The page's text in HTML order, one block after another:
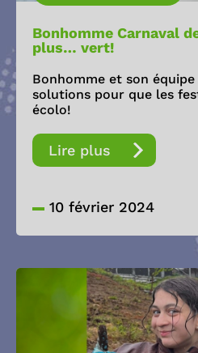
Bonhomme Carnaval
plus… vert!
Bonhomme et son
solutions pour que les
écolo!
Lire plus
10 février 2024